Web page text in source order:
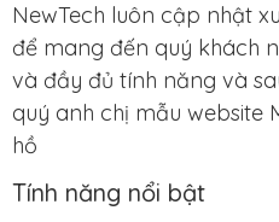
NewTech luôn cập nhật
để mang đến quý khách
và đầy đủ tính năng và
quý anh chị mẫu website
hồ
Tính năng nổi bật